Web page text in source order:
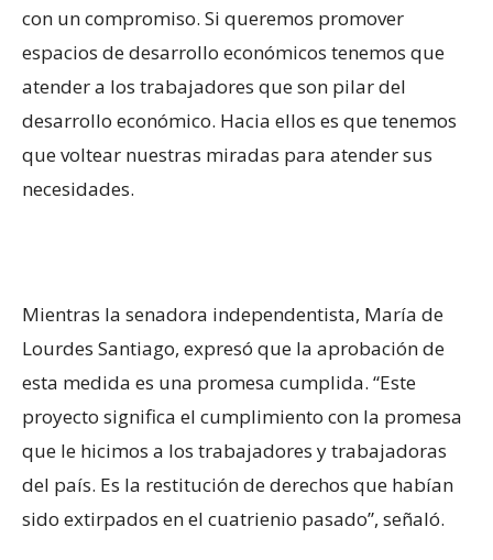
con un compromiso. Si queremos promover
espacios de desarrollo económicos tenemos que
atender a los trabajadores que son pilar del
desarrollo económico. Hacia ellos es que tenemos
que voltear nuestras miradas para atender sus
necesidades.
Mientras la senadora independentista, María de
Lourdes Santiago, expresó que la aprobación de
esta medida es una promesa cumplida. “Este
proyecto significa el cumplimiento con la promesa
que le hicimos a los trabajadores y trabajadoras
del país. Es la restitución de derechos que habían
sido extirpados en el cuatrienio pasado”, señaló.